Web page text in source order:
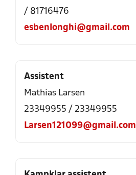
/ 81716476
esbenlonghi@gmail.com
Assistent
Mathias Larsen
23349955 / 23349955
Larsen121099@gmail.com